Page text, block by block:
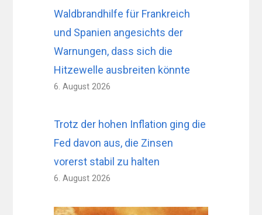
Waldbrandhilfe für Frankreich
und Spanien angesichts der
Warnungen, dass sich die
Hitzewelle ausbreiten könnte
6. August 2026
Trotz der hohen Inflation ging die
Fed davon aus, die Zinsen
vorerst stabil zu halten
6. August 2026